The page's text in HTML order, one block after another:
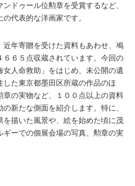
ドゥール位勲章を受賞するなど、
代表的な洋画家です。
年寄贈を受けた資料もあわせ、鳰
６６５点収蔵されています。今回の
女人命救助」をはじめ、未公開の遺
した東京都墨田区所蔵の作品のほ
章の実物など、１００点以上の資料
新たな側面を紹介します。特に、
を描いた風景や、絵を始めた頃に茂
ギーでの個展会場の写真、勲章の実